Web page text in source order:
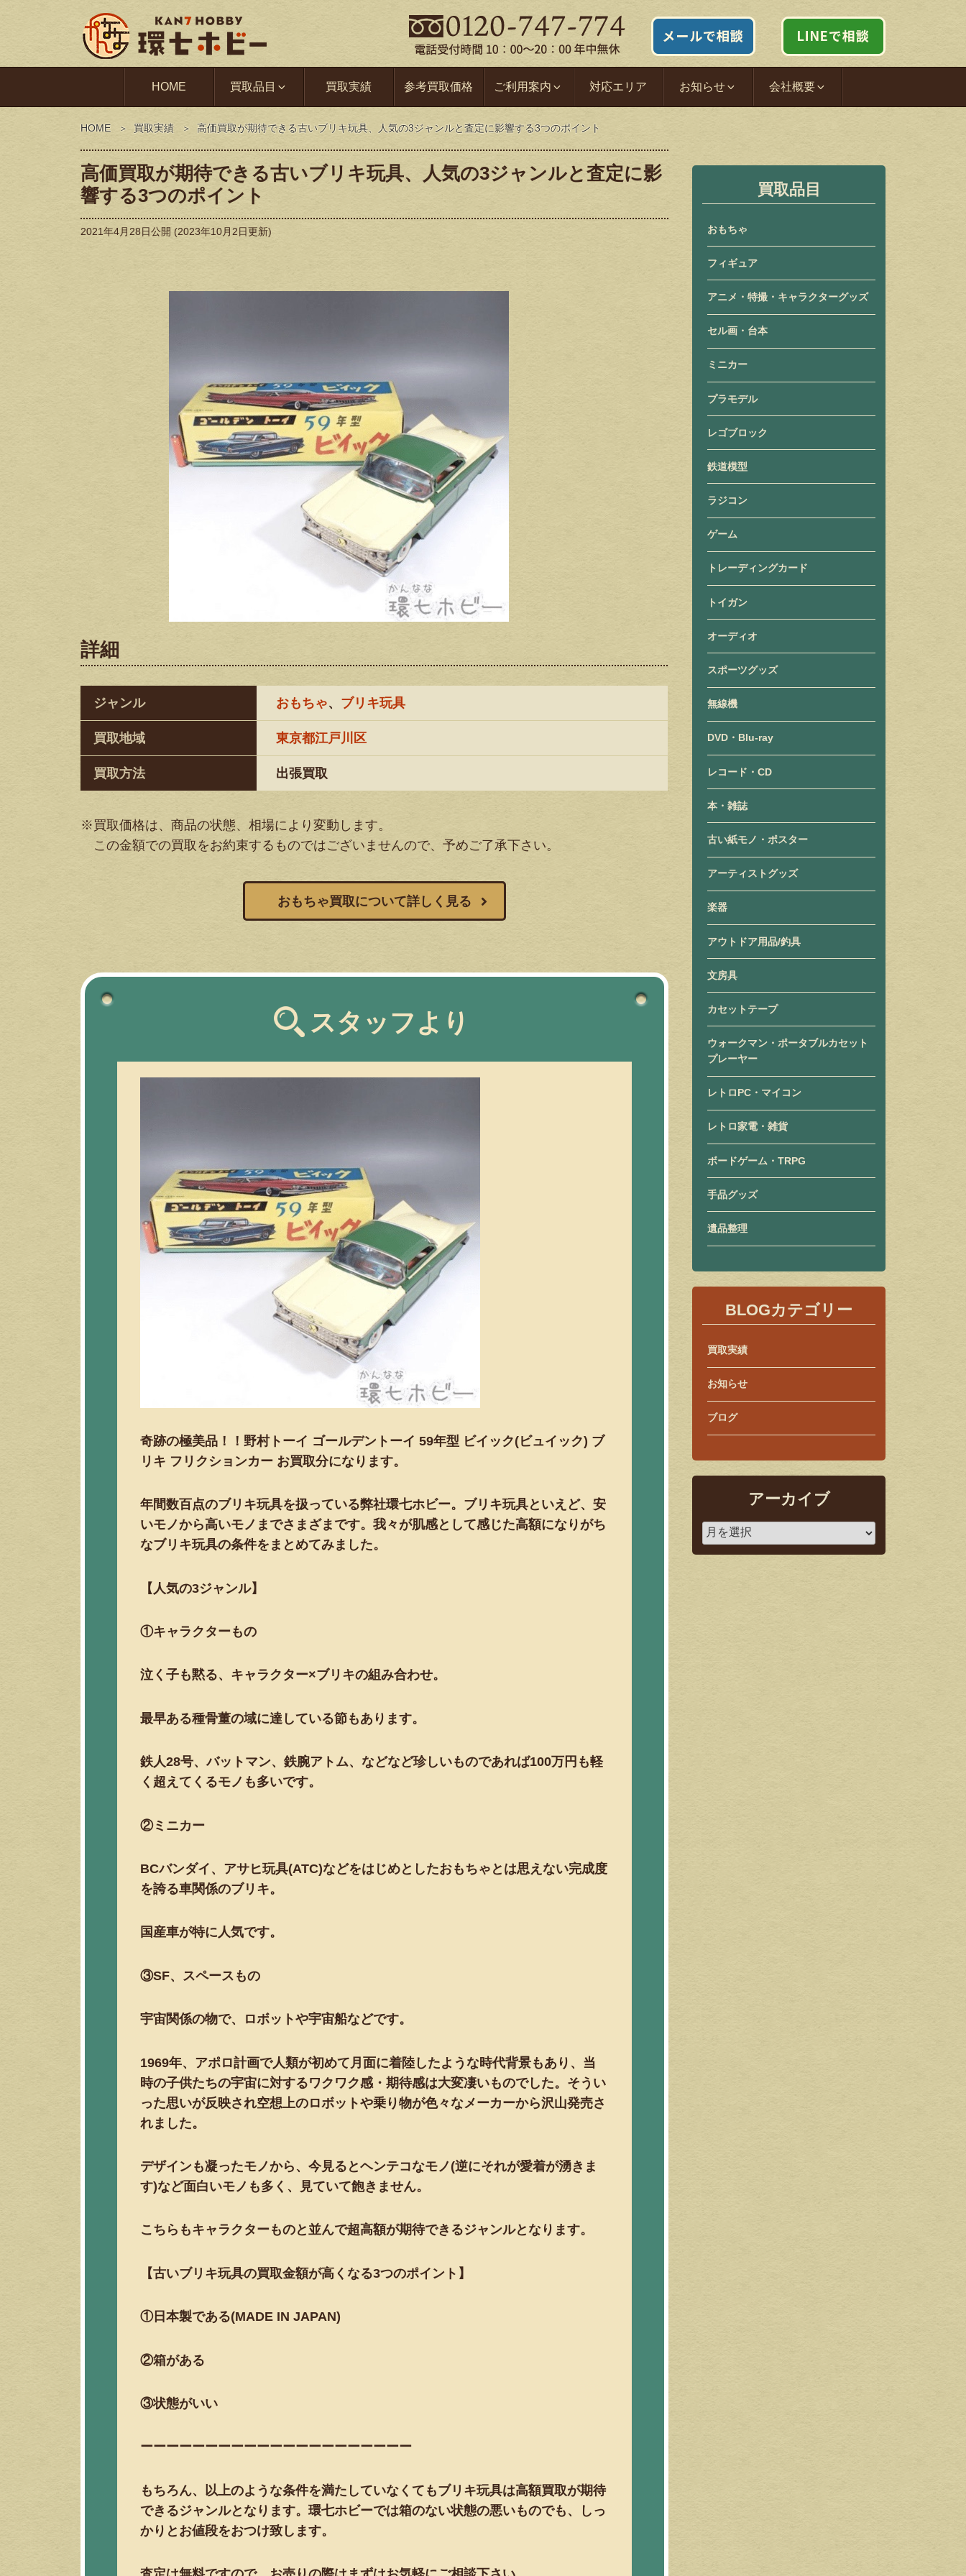
HOME 買取品目 買取実績 参考買取価格 ご利用案内 対応エリア お知らせ 会社概要
HOME 買取実績 高価買取が期待できる古いブリキ玩具、人気の3ジャンルと査定に影響する3つのポイント
高価買取が期待できる古いブリキ玩具、人気の3ジャンルと査定に影
響する3つのポイント
2021年4月28日公開 (2023年10月2日更新)
詳細
ジャンル おもちゃ、 ブリキ玩具
買取地域 東京都江戸川区
買取方法 出張買取
※買取価格は、商品の状態、相場により変動します。
この金額での買取をお約束するものではございませんので、予めご了承下さい。
おもちゃ買取について詳しく見る
スタッフより
奇跡の極美品！！野村トーイ ゴールデントーイ 59年型 ビイック(ビュイック) ブ
リキ フリクションカー お買取分になります。
年間数百点のブリキ玩具を扱っている弊社環七ホビー。ブリキ玩具といえど、安
いモノから高いモノまでさまざまです。我々が肌感として感じた高額になりがち
なブリキ玩具の条件をまとめてみました。
【人気の3ジャンル】
①キャラクターもの
泣く子も黙る、キャラクター×ブリキの組み合わせ。
最早ある種骨董の域に達している節もあります。
鉄人28号、バットマン、鉄腕アトム、などなど珍しいものであれば100万円も軽
く超えてくるモノも多いです。
②ミニカー
BCバンダイ、アサヒ玩具(ATC)などをはじめとしたおもちゃとは思えない完成度
を誇る車関係のブリキ。
国産車が特に人気です。
③SF、スペースもの
宇宙関係の物で、ロボットや宇宙船などです。
1969年、アポロ計画で人類が初めて月面に着陸したような時代背景もあり、当
時の子供たちの宇宙に対するワクワク感・期待感は大変凄いものでした。そうい
った思いが反映され空想上のロボットや乗り物が色々なメーカーから沢山発売さ
れました。
デザインも凝ったモノから、今見るとヘンテコなモノ(逆にそれが愛着が湧きま
す)など面白いモノも多く、見ていて飽きません。
こちらもキャラクターものと並んで超高額が期待できるジャンルとなります。
【古いブリキ玩具の買取金額が高くなる3つのポイント】
①日本製である(MADE IN JAPAN)
②箱がある
③状態がいい
ーーーーーーーーーーーーーーーーーーーーー
もちろん、以上のような条件を満たしていなくてもブリキ玩具は高額買取が期待
できるジャンルとなります。環七ホビーでは箱のない状態の悪いものでも、しっ
かりとお値段をおつけ致します。
買取品目
おもちゃ
フィギュア
アニメ・特撮・キャラクターグッズ
セル画・台本
ミニカー
プラモデル
レゴブロック
鉄道模型
ラジコン
ゲーム
トレーディングカード
トイガン
オーディオ
スポーツグッズ
無線機
DVD・Blu-ray
レコード・CD
本・雑誌
古い紙モノ・ポスター
アーティストグッズ
楽器
アウトドア用品/釣具
文房具
カセットテープ
ウォークマン・ポータブルカセット
プレーヤー
レトロPC・マイコン
レトロ家電・雑貨
ボードゲーム・TRPG
手品グッズ
遺品整理
BLOGカテゴリー
買取実績
お知らせ
ブログ
アーカイブ